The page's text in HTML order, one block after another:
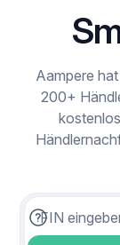
Aampere
200+